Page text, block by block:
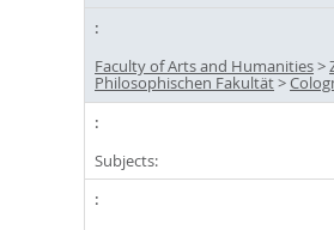
Faculty of Arts and Humanities>
Philosophischen Fakultät>
Subjects: